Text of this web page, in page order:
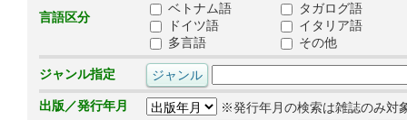
言語区分
ベトナム語
タガログ語
ドイツ語
イタリア語
多言語
その他
ジャンル指定
出版／発行年月
※発行年月の検索は雑誌のみ対